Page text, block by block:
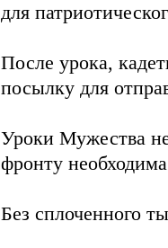
для
После урока,
посылку для
Уроки Мужества
фронту
Без сплоченного